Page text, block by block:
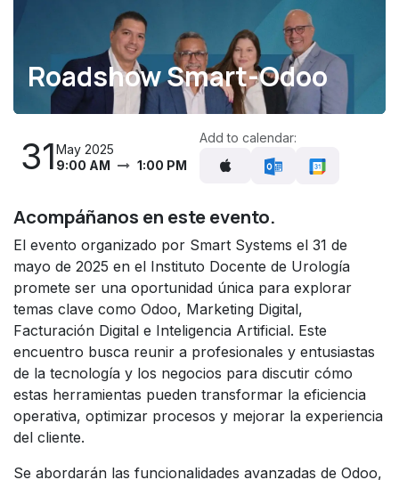
Roadshow Smart-Odoo
31May 2025
9:00 AM
1:00 PM
Add to calendar:
Acompáñanos en este evento.
El evento organizado por Smart Systems el 31 de
mayo de 2025 en el Instituto Docente de Urología
promete ser una oportunidad única para explorar
temas clave como Odoo, Marketing Digital,
Facturación Digital e Inteligencia Artificial. Este
encuentro busca reunir a profesionales y entusiastas
de la tecnología y los negocios para discutir cómo
estas herramientas pueden transformar la eficiencia
operativa, optimizar procesos y mejorar la experiencia
del cliente.
Se abordarán las funcionalidades avanzadas de Odoo,